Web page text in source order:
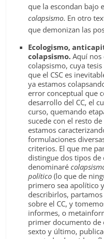
que la escondan bajo
colapsismo. En otro
que demonizan las
Ecologismo,
colapsismo. Aquí nos
colapsismo, cuya
que el CSC es
ya estamos
error conceptual que
desarrollo del CC, el
curso, quemando
sucede con el resto
estamos
formulaciones
criterios. El que me
distingue dos tipos
denominaré
político (lo que de
primero sea apolítico
describirlos,
sobre el CC, y
informes, o
primer documento de
sexto y último,